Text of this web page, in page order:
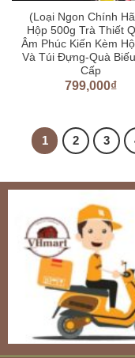
(Loại Ngon Chính
Hộp 500g Trà Thiết
Âm Phúc Kiến Kèm
Và Túi Đựng-Quà
Cấp
799,000₫
1 2 3